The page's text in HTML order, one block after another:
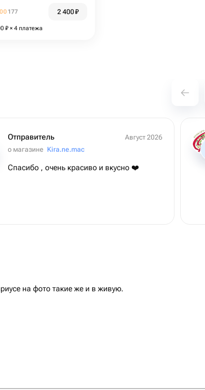
177 2 400₽
₽ × 4 платежа
Отправитель
Август 2026
о магазине Kira.ne.mac
Спасибо , очень красиво и вкусно ❤️
на фото такие же и в живую.